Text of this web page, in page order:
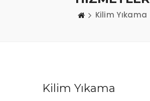
Kilim Yıkama
Kilim Yıkama